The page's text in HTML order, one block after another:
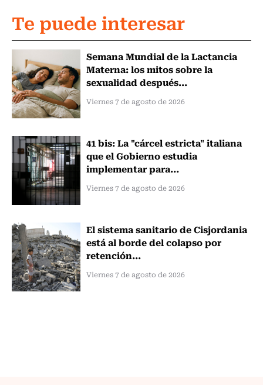
Te puede interesar
Semana Mundial de la Lactancia
Materna: los mitos sobre la
sexualidad después...
Viernes 7 de agosto de 2026
41 bis: La "cárcel estricta" italiana
que el Gobierno estudia
implementar para...
Viernes 7 de agosto de 2026
El sistema sanitario de Cisjordania
está al borde del colapso por
retención...
Viernes 7 de agosto de 2026